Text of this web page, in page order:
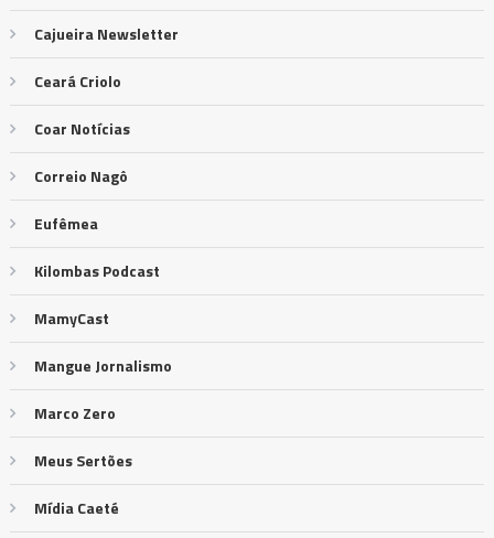
Cajueira Newsletter
Ceará Criolo
Coar Notícias
Correio Nagô
Eufêmea
Kilombas Podcast
MamyCast
Mangue Jornalismo
Marco Zero
Meus Sertões
Mídia Caeté